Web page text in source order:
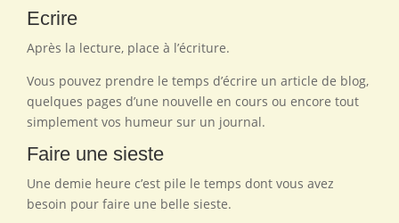
Ecrire
Après la lecture, place à l’écriture.
Vous pouvez prendre le temps d’écrire un article de blog,
quelques pages d’une nouvelle en cours ou encore tout
simplement vos humeur sur un journal.
Faire une sieste
Une demie heure c’est pile le temps dont vous avez
besoin pour faire une belle sieste.